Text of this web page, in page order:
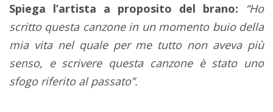
Spiega l’artista a proposito del brano:
“Ho
scritto questa canzone in un momento buio della
mia vita nel quale per me tutto non aveva più
senso, e scrivere questa canzone è stato uno
sfogo riferito al passato”.